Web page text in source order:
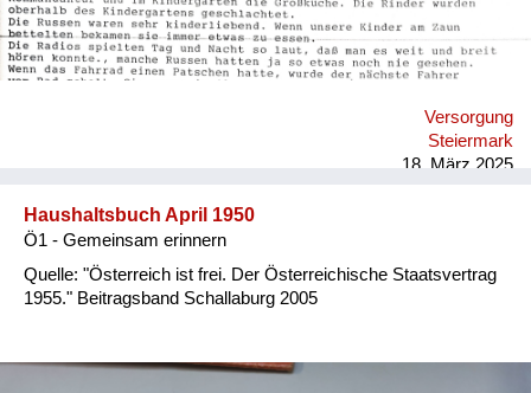
Versorgung
Steiermark
18. März 2025
Haushaltsbuch April 1950
Ö1 - Gemeinsam erinnern
Quelle: "Österreich ist frei. Der Österreichische Staatsvertrag
1955." Beitragsband Schallaburg 2005